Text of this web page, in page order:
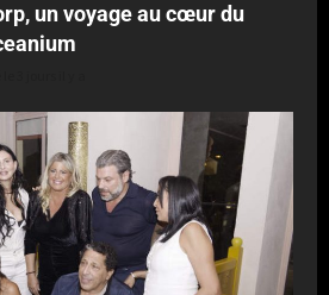
un voyage au cœur du